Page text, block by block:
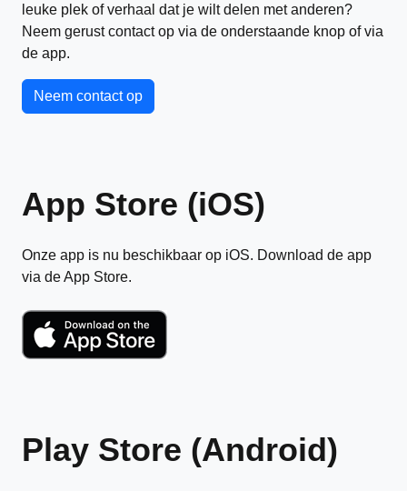
leuke plek of verhaal dat je wilt delen met anderen?
Neem gerust contact op via de onderstaande knop of via
de app.
Neem contact op
App Store (iOS)
Onze app is nu beschikbaar op iOS. Download de app
via de App Store.
Play Store (Android)